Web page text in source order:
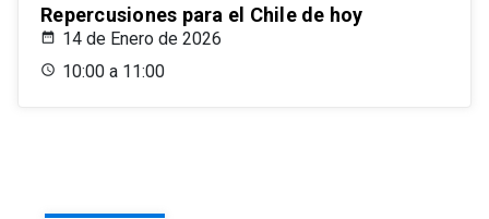
Repercusiones para el Chile de hoy
14 de Enero de 2026
10:00 a 11:00